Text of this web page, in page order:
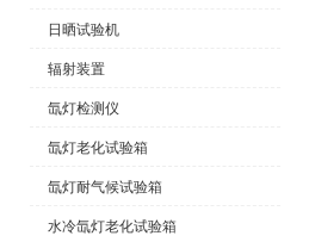
日晒试验机
辐射装置
氙灯检测仪
氙灯老化试验箱
氙灯耐气候试验箱
水冷氙灯老化试验箱